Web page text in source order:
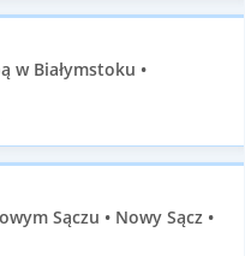
w Białymstoku •
Sączu • Nowy Sącz •